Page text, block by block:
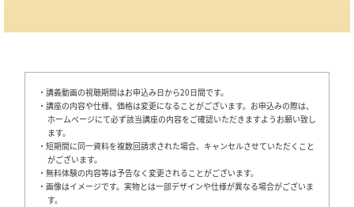
・講義動画の視聴期間はお申込み日から20日間です。
・講座の内容や仕様、価格は変更になることがございます。お申込みの際は、
ホームページにて必ず該当講座の内容をご確認いただきますようお願い致し
ます。
・短期間に同一資料を複数回請求された場合、キャンセルさせていただくこと
がございます。
・無料体験の内容等は予告なく変更されることがございます。
・画像はイメージです。実物とは一部デザインや仕様が異なる場合がございま
す。